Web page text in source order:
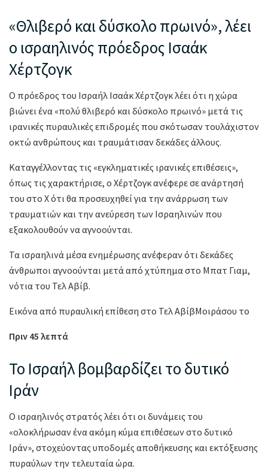
«Θλιβερό και δύσκολο πρωινό», λέει
ο ισραηλινός πρόεδρος Ισαάκ
Χέρτζογκ
Ο πρόεδρος του Ισραήλ Ισαάκ Χέρτζογκ λέει ότι η χώρα
βιώνει ένα «πολύ θλιβερό και δύσκολο πρωινό» μετά τις
ιρανικές πυραυλικές επιδρομές που σκότωσαν τουλάχιστον
οκτώ ανθρώπους και τραυμάτισαν δεκάδες άλλους.
Καταγγέλλοντας τις «εγκληματικές ιρανικές επιθέσεις»,
όπως τις χαρακτήρισε, ο Χέρτζογκ ανέφερε σε ανάρτησή
του στο Χ ότι θα προσευχηθεί για την ανάρρωση των
τραυματιών και την ανεύρεση των Ισραηλινών που
εξακολουθούν να αγνοούνται.
Τα ισραηλινά μέσα ενημέρωσης ανέφεραν ότι δεκάδες
άνθρωποι αγνοούνται μετά από χτύπημα στο Μπατ Γιαμ,
νότια του Τελ Αβίβ.
Εικόνα από πυραυλική επίθεση στο Τελ ΑβίβΜοιράσου το
Πριν 45 λεπτά
Το Ισραήλ βομβαρδίζει το δυτικό
Ιράν
Ο ισραηλινός στρατός λέει ότι οι δυνάμεις του
«ολοκλήρωσαν ένα ακόμη κύμα επιθέσεων στο δυτικό
Ιράν», στοχεύοντας υποδομές αποθήκευσης και εκτόξευσης
πυραύλων την τελευταία ώρα.